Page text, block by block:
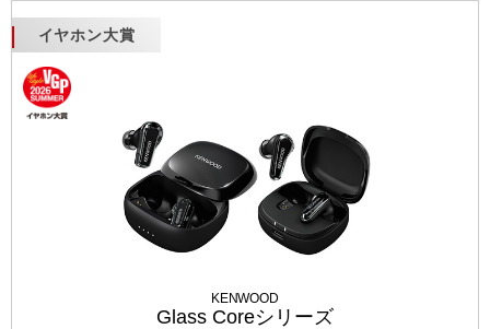
イヤホン大賞
KENWOOD
Glass Coreシリーズ